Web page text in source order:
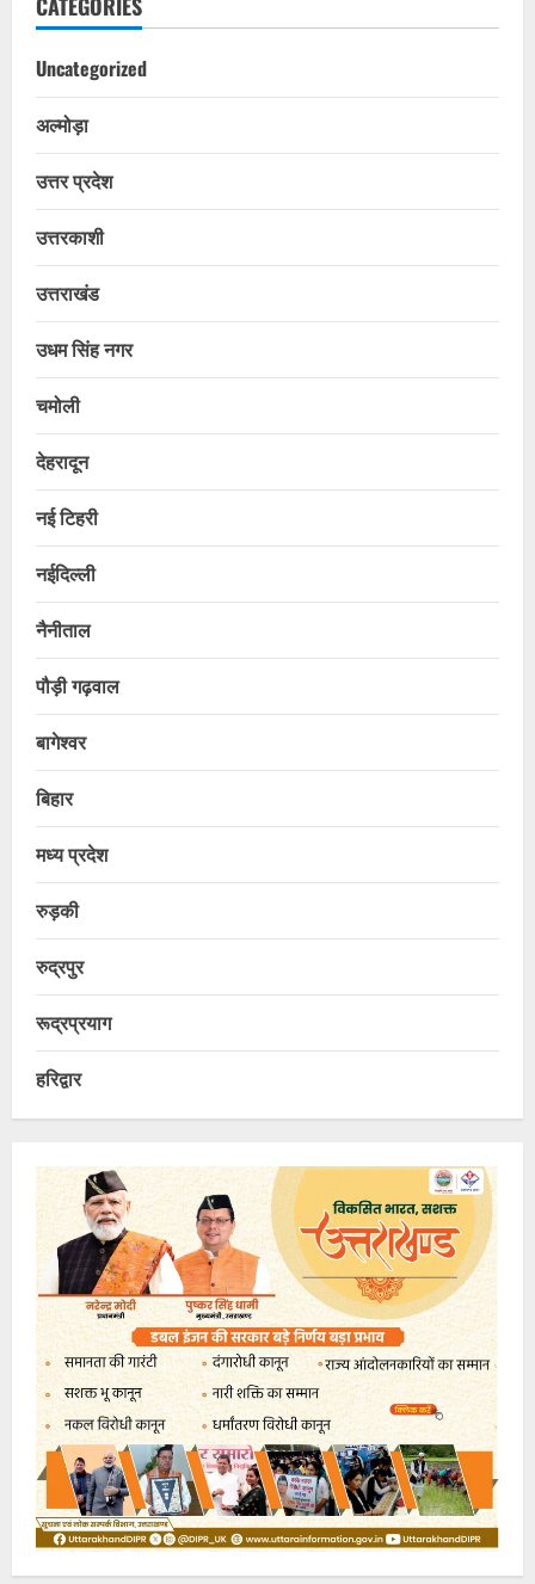
Uncategorized
अल्मोड़ा
उत्तर प्रदेश
उत्तरकाशी
उत्तराखंड
उधम सिंह नगर
चमोली
देहरादून
नई टिहरी
नईदिल्ली
नैनीताल
पौड़ी गढ़वाल
बागेश्वर
बिहार
मध्य प्रदेश
रुड़की
रुद्रपुर
रूद्रप्रयाग
हरिद्वार